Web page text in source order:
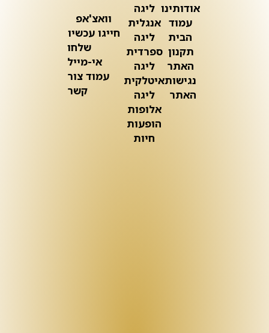
אודותינו
עמוד
הבית
תקנון
האתר
נגישות
האתר
ליגה
אנגלית
ליגה
ספרדית
ליגה
איטלקית
ליגה
אלופות
הופעות
חיות
וואצ'אפ
חייגו עכשיו
שלחו
אי-מייל
עמוד צור
קשר